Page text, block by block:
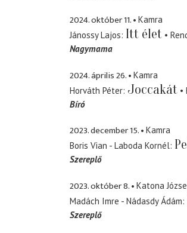
2024. október 11.
Kamra
Jánossy Lajos Itt élet
Nagymama
2024. április 26.
Kamra
Horváth Péter Joccakát
Bíró
2023. december 15.
Kamra
Boris Vian - Laboda Kornél
Szereplő
2023. október 8.
Katona
Madách Imre - Nádasdy Ádám
Szereplő